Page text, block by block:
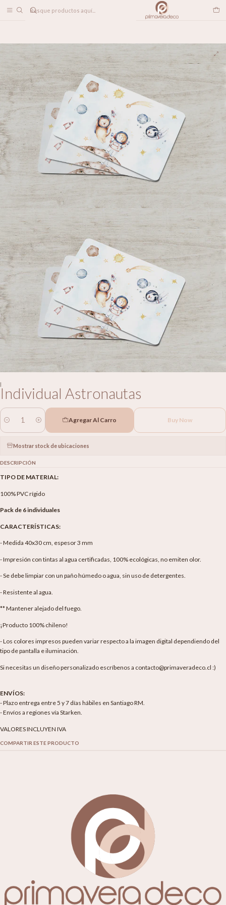
Individual Astronautas
|
Individual Astronautas
Cantidad
Agregar Al Carro Buy Now
Mostrar stock de ubicaciones
DESCRIPCIÓN
TIPO DE MATERIAL:
100% PVC rígido
Pack de 6 individuales
CARACTERÍSTICAS:
- Medida 40x30 cm, espesor 3 mm
- Impresión con tintas al agua certificadas, 100% ecológicas, no emiten olor.
- Se debe limpiar con un paño húmedo o agua, sin uso de detergentes.
- Resistente al agua.
** Mantener alejado del fuego.
¡Producto 100% chileno!
- Los colores impresos pueden variar respecto a la imagen digital dependiendo del
tipo de pantalla e iluminación.
Si necesitas un diseño personalizado escríbenos a contacto@primaveradeco.cl :)
ENVÍOS:
- Plazo entrega entre 5 y 7 días hábiles en Santiago RM.
- Envíos a regiones vía Starken.
VALORES INCLUYEN IVA
COMPARTIR ESTE PRODUCTO